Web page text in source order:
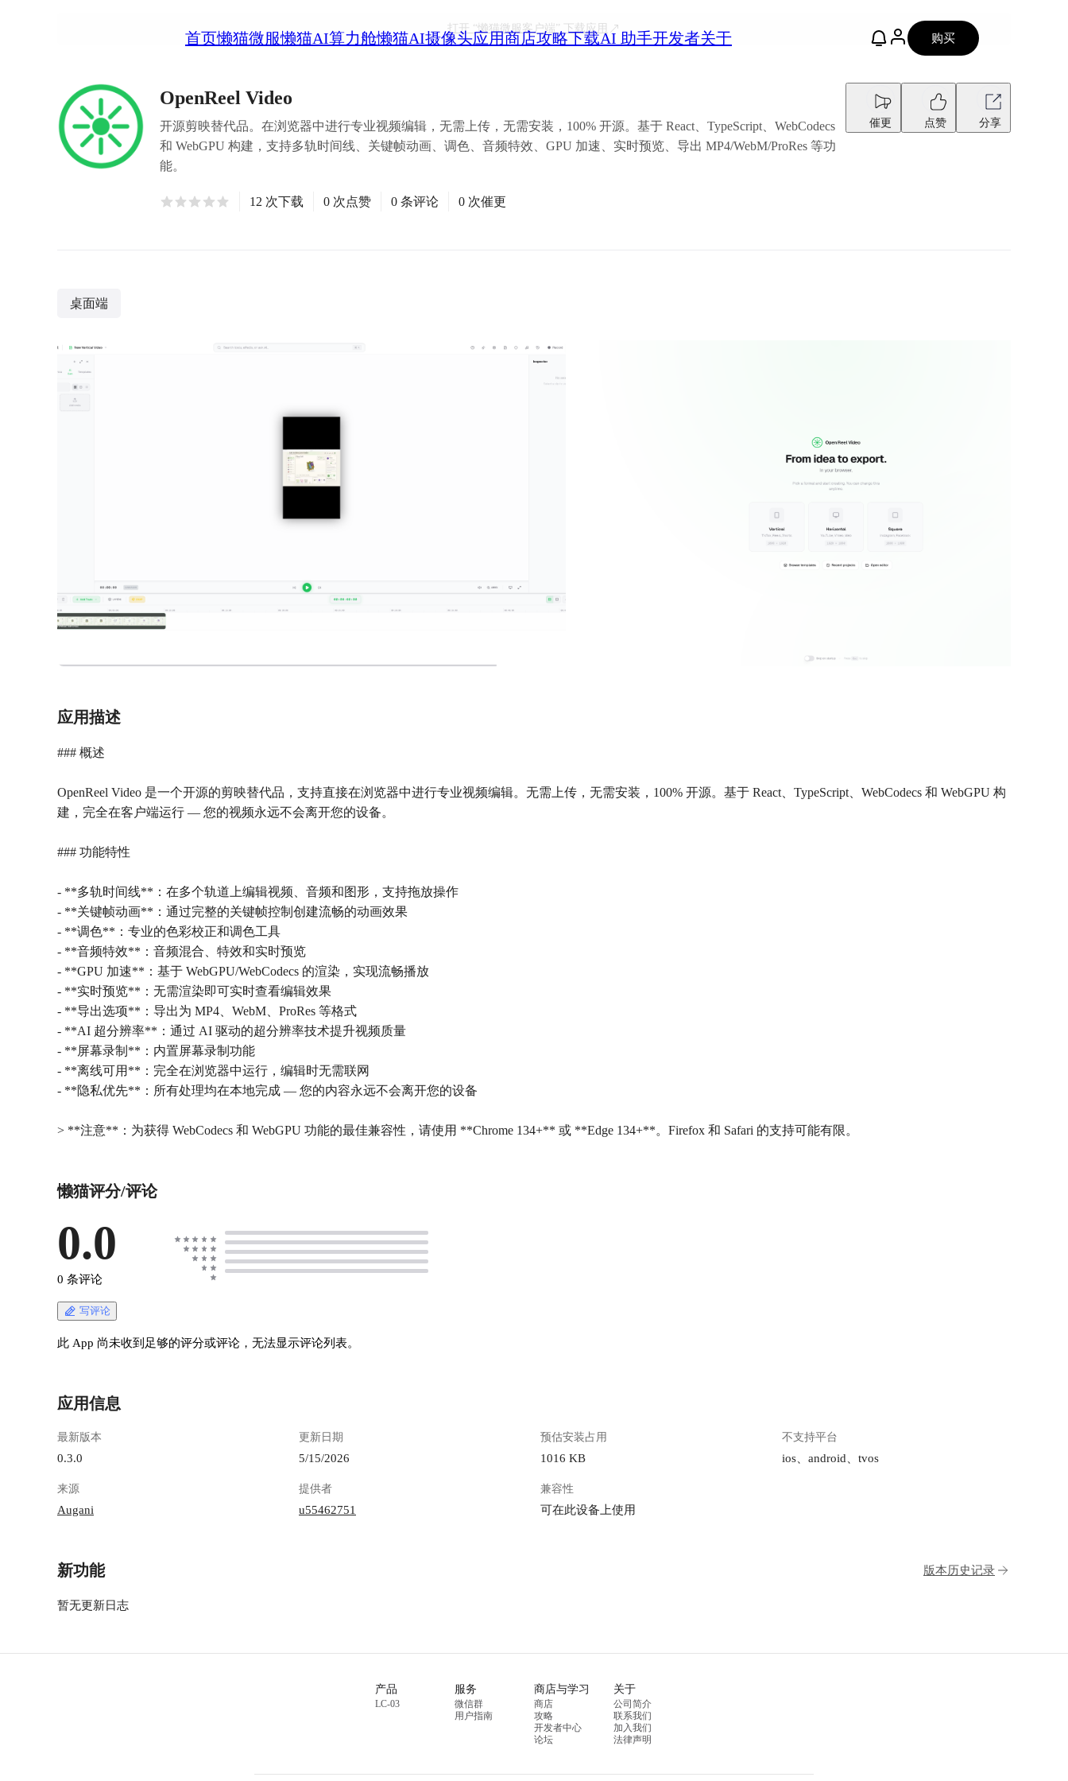
首页懒猫微服懒猫AI算力舱懒猫AI摄像头应用商店攻略下载AI 助手开发者关于 购买
打开 “懒猫微服客户端”下载应用
OpenReel Video
开源剪映替代品。在浏览器中进行专业视频编辑，无需上传，无需安装，100% 开源。基于 React、TypeScript、WebCodecs
和 WebGPU 构建，支持多轨时间线、关键帧动画、调色、音频特效、GPU 加速、实时预览、导出 MP4/WebM/ProRes 等功
能。
催更 点赞 分享
12 次下载 0 次点赞 0 条评论 0 次催更
桌面端
应用描述
### 概述
OpenReel Video 是一个开源的剪映替代品，支持直接在浏览器中进行专业视频编辑。无需上传，无需安装，100% 开源。基于 React、TypeScript、WebCodecs 和 WebGPU 构
建，完全在客户端运行 — 您的视频永远不会离开您的设备。
### 功能特性
- **多轨时间线**：在多个轨道上编辑视频、音频和图形，支持拖放操作
- **关键帧动画**：通过完整的关键帧控制创建流畅的动画效果
- **调色**：专业的色彩校正和调色工具
- **音频特效**：音频混合、特效和实时预览
- **GPU 加速**：基于 WebGPU/WebCodecs 的渲染，实现流畅播放
- **实时预览**：无需渲染即可实时查看编辑效果
- **导出选项**：导出为 MP4、WebM、ProRes 等格式
- **AI 超分辨率**：通过 AI 驱动的超分辨率技术提升视频质量
- **屏幕录制**：内置屏幕录制功能
- **离线可用**：完全在浏览器中运行，编辑时无需联网
- **隐私优先**：所有处理均在本地完成 — 您的内容永远不会离开您的设备
> **注意**：为获得 WebCodecs 和 WebGPU 功能的最佳兼容性，请使用 **Chrome 134+** 或 **Edge 134+**。Firefox 和 Safari 的支持可能有限。
懒猫评分/评论
0.0
0 条评论
写评论
此 App 尚未收到足够的评分或评论，无法显示评论列表。
应用信息
最新版本
0.3.0
更新日期
5/15/2026
预估安装占用
1016 KB
不支持平台
ios、android、tvos
来源
Augani
提供者
u55462751
兼容性
可在此设备上使用
新功能 版本历史记录
暂无更新日志
产品
LC-03
服务
微信群
用户指南
商店与学习
商店
攻略
开发者中心
论坛
关于
公司简介
联系我们
加入我们
法律声明